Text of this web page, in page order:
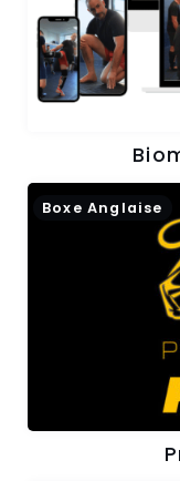
Boxe Anglaise